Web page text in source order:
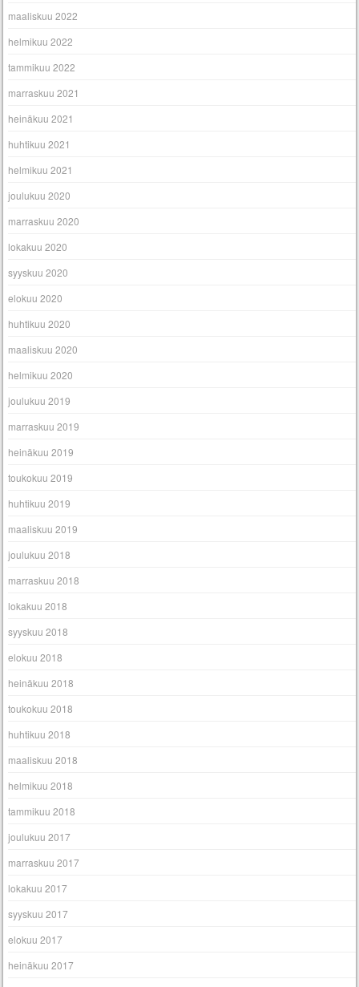
maaliskuu 2022
helmikuu 2022
tammikuu 2022
marraskuu 2021
heinäkuu 2021
huhtikuu 2021
helmikuu 2021
joulukuu 2020
marraskuu 2020
lokakuu 2020
syyskuu 2020
elokuu 2020
huhtikuu 2020
maaliskuu 2020
helmikuu 2020
joulukuu 2019
marraskuu 2019
heinäkuu 2019
toukokuu 2019
huhtikuu 2019
maaliskuu 2019
joulukuu 2018
marraskuu 2018
lokakuu 2018
syyskuu 2018
elokuu 2018
heinäkuu 2018
toukokuu 2018
huhtikuu 2018
maaliskuu 2018
helmikuu 2018
tammikuu 2018
joulukuu 2017
marraskuu 2017
lokakuu 2017
syyskuu 2017
elokuu 2017
heinäkuu 2017